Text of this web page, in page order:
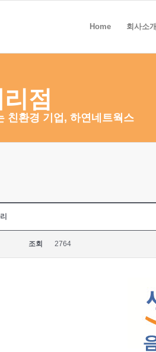
Home 회사소개
점
친환경 기업, 하연네트웍스
조회 2764